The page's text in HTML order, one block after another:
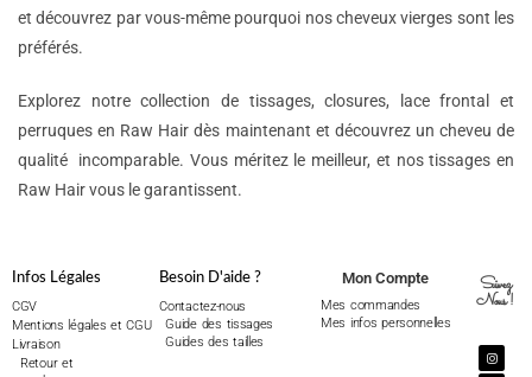
et découvrez par vous-même pourquoi nos cheveux vierges sont les
préférés.
Explorez notre collection de tissages, closures, lace frontal et
perruques en Raw Hair dès maintenant et découvrez un cheveu de
qualité incomparable. Vous méritez le meilleur, et nos tissages en
Raw Hair vous le garantissent.
Infos Légales
CGV
Mentions légales et CGU
Livraison
Retour et
Besoin D'aide ?
Contactez-nous
Guide des tissages
Guides des tailles
Mon Compte
Mes commandes
Mes infos personnelles
Suivez
Nous !